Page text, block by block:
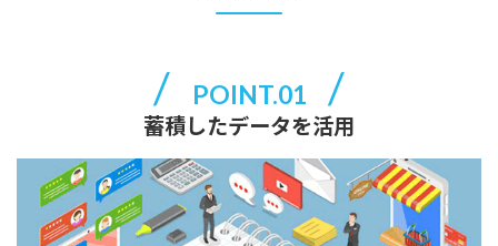
POINT.01
蓄積したデータを活用